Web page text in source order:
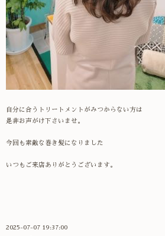
自分に合うトリートメントがみつからない方は
是非お声がけ下さいませ。
今回も素敵な巻き髪になりました
いつもご来店ありがとうございます。
2025-07-07 19:37:00